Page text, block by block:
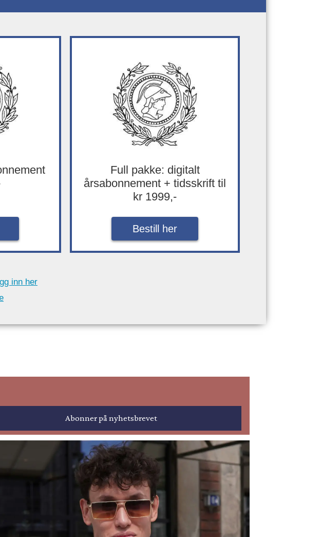
Full pakke: digitalt
årsabonnement + tidsskrift til
kr 1999,-
Bestill her
inn her